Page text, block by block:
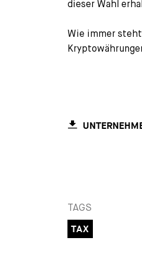
dieser Wahl
Wie immer
TAGS
TAX